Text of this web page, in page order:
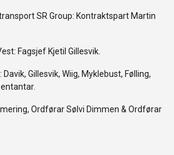
SR Group: Kontraktspart Martin
Fagsjef Kjetil Gillesvik.
Gillesvik, Wiig, Myklebust, Følling,
Ordførar Sølvi Dimmen & Ordførar